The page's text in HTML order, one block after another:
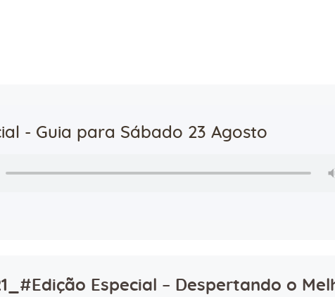
- Guia para Sábado 23 Agosto
Especial – Despertando o